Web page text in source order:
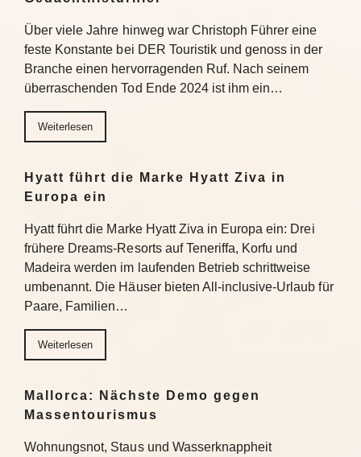
Über viele Jahre hinweg war Christoph Führer eine
feste Konstante bei DER Touristik und genoss in der
Branche einen hervorragenden Ruf. Nach seinem
überraschenden Tod Ende 2024 ist ihm ein…
Weiterlesen
Hyatt führt die Marke Hyatt Ziva in
Europa ein
Hyatt führt die Marke Hyatt Ziva in Europa ein: Drei
frühere Dreams-Resorts auf Teneriffa, Korfu und
Madeira werden im laufenden Betrieb schrittweise
umbenannt. Die Häuser bieten All-inclusive-Urlaub für
Paare, Familien…
Weiterlesen
Mallorca: Nächste Demo gegen
Massentourismus
Wohnungsnot, Staus und Wasserknappheit